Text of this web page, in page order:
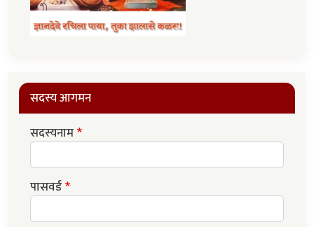
सदस्य आगमन
सदस्यनाम
पासवर्ड